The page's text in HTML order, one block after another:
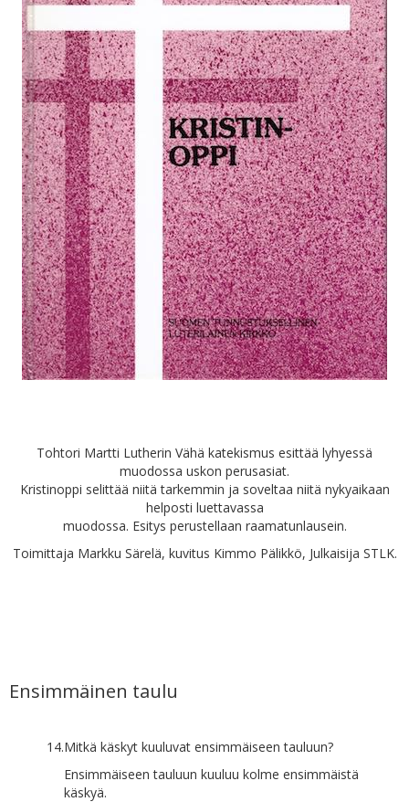
Tohtori Martti Lutherin Vähä katekismus esittää lyhyessä
muodossa uskon perusasiat.
Kristinoppi selittää niitä tarkemmin ja soveltaa niitä nykyaikaan
helposti luettavassa
muodossa. Esitys perustellaan raamatunlausein.
Toimittaja Markku Särelä, kuvitus Kimmo Pälikkö, Julkaisija STLK.
Ensimmäinen taulu
14.Mitkä käskyt kuuluvat ensimmäiseen tauluun?
Ensimmäiseen tauluun kuuluu kolme ensimmäistä
käskyä.